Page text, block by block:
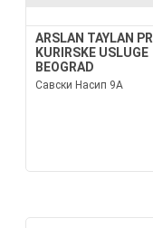
ARSLAN TAYLAN PR
KURIRSKE USLUGE
BEOGRAD
Савски Насип 9А